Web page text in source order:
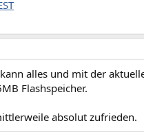
alles und mit der
Flashspeicher.
absolut zufrieden.